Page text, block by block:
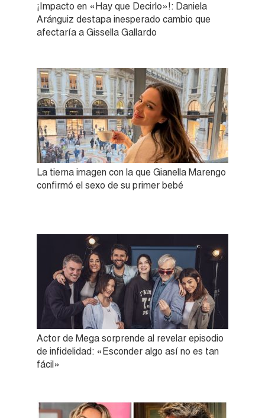
¡Impacto en «Hay que Decirlo»!: Daniela
Aránguiz destapa inesperado cambio que
afectaría a Gissella Gallardo
La tierna imagen con la que Gianella Marengo
confirmó el sexo de su primer bebé
Actor de Mega sorprende al revelar episodio
de infidelidad: «Esconder algo así no es tan
fácil»